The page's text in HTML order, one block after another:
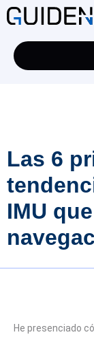
Las 6
IMU
He presenciado